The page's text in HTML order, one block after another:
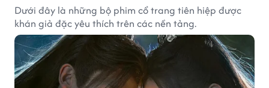
Dưới đây là những bộ phim cổ trang tiên hiệp được
khán giả đặc yêu thích trên các nền tảng.